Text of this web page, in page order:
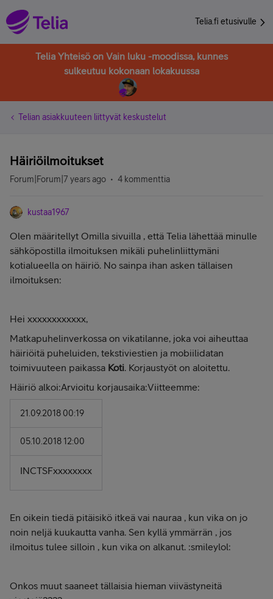
Telia.fi etusivulle
Telia Yhteisö on Vain luku -moodissa, kunnes
sulkeutuu kokonaan lokakuussa
Telian asiakkuuteen liittyvät keskustelut
Häiriöilmoitukset
Forum|Forum|7 years ago 4 kommenttia
kustaa1967
Olen määritellyt Omilla sivuilla , että Telia lähettää minulle
sähköpostilla ilmoituksen mikäli puhelinliittymäni
kotialueella on häiriö. No sainpa ihan asken tällaisen
ilmoituksen:
Hei xxxxxxxxxxxx,
Matkapuhelinverkossa on vikatilanne, joka voi aiheuttaa
häiriöitä puheluiden, tekstiviestien ja mobiilidatan
toimivuuteen paikassa Koti. Korjaustyöt on aloitettu.
Häiriö alkoi:Arvioitu korjausaika:Viitteemme:
21.09.2018 00:19
05.10.2018 12:00
INCTSFxxxxxxxx
En oikein tiedä pitäisikö itkeä vai nauraa , kun vika on jo
noin neljä kuukautta vanha. Sen kyllä ymmärrän , jos
ilmoitus tulee silloin , kun vika on alkanut. :smileylol:
Onkos muut saaneet tällaisia hieman viivästyneitä